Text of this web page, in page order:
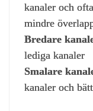
kanaler och
mindre
Bredare
lediga kanaler
Smalare
kanaler och